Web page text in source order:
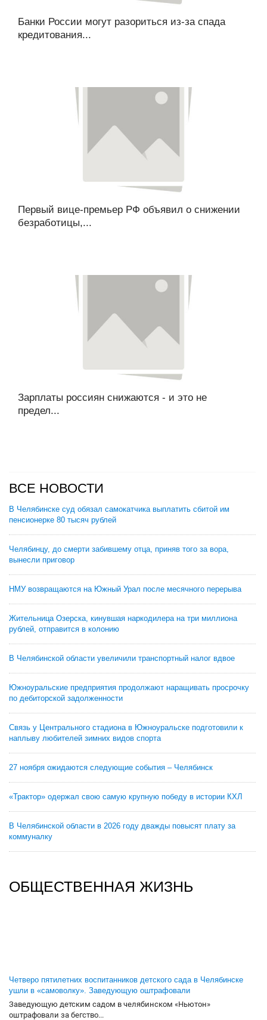
Банки России могут разориться из-за спада
кредитования...
Первый вице-премьер РФ объявил о снижении
безработицы,...
Зарплаты россиян снижаются - и это не
предел...
ВСЕ НОВОСТИ
В Челябинске суд обязал самокатчика выплатить сбитой им
пенсионерке 80 тысяч рублей
Челябинцу, до смерти забившему отца, приняв того за вора,
вынесли приговор
НМУ возвращаются на Южный Урал после месячного перерыва
Жительница Озерска, кинувшая наркодилера на три миллиона
рублей, отправится в колонию
В Челябинской области увеличили транспортный налог вдвое
Южноуральские предприятия продолжают наращивать просрочку
по дебиторской задолженности
Связь у Центрального стадиона в Южноуральске подготовили к
наплыву любителей зимних видов спорта
27 ноября ожидаются следующие события – Челябинск
«Трактор» одержал свою самую крупную победу в истории КХЛ
В Челябинской области в 2026 году дважды повысят плату за
коммуналку
ОБЩЕСТВЕННАЯ ЖИЗНЬ
Четверо пятилетних воспитанников детского сада в Челябинске
ушли в «самоволку». Заведующую оштрафовали
Заведующую детским садом в челябинском «Ньютон»
оштрафовали за бегство...